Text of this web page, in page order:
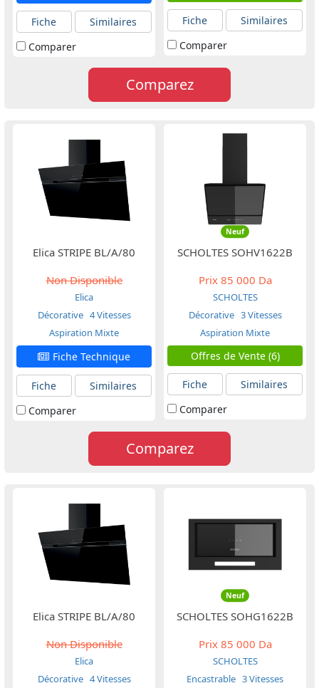
Fiche
Similaires
Comparer
Fiche
Similaires
Comparer
Comparez
Elica STRIPE BL/A/80
Non Disponible
Elica
Décorative 4 Vitesses
Aspiration Mixte
Fiche Technique
Fiche
Similaires
Comparer
Neuf
SCHOLTES SOHV1622B
Prix85 000 Da
SCHOLTES
Décorative 3 Vitesses
Aspiration Mixte
Offres de Vente (6)
Fiche
Similaires
Comparer
Comparez
Elica STRIPE BL/A/80
Non Disponible
Elica
Décorative 4 Vitesses
Neuf
SCHOLTES SOHG1622B
Prix85 000 Da
SCHOLTES
Encastrable 3 Vitesses